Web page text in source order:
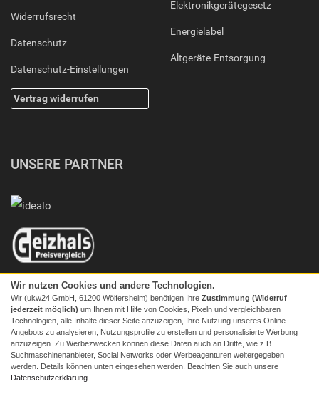
Widerrufsrecht
Datenschutz
Datenschutz-Einstellungen
Vertrag widerrufen
Elektronikgerätegesetz
Energielabel
Altgeräte-Entsorgung
UNSERE PARTNER
Wir nutzen Cookies und andere Technologien.
Wir (ukw24 GmbH, 61200 Wölfersheim) benötigen Ihre Zustimmung (Widerruf
jederzeit möglich) um Ihnen mit Hilfe von Cookies, Pixeln und vergleichbaren
Technologien, alle Inhalte dieser Seite anzuzeigen, Ihre Nutzung unseres Online-
Angebots zu analysieren, Nutzungsprofile zu erstellen und personalisierte Werbung
anzuzeigen. Zu Werbezwecken können diese Daten auch an Dritte, wie z.B.
Suchmaschinenanbieter, Social Networks oder Werbeagenturen weitergegeben
werden. Details können unten eingesehen werden. Beachten Sie auch unsere
Datenschutzerklärung